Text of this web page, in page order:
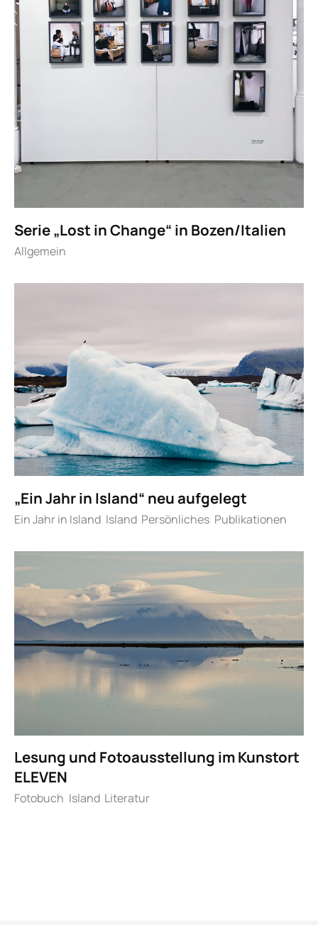
Serie „Lost in Change“ in Bozen/Italien
Allgemein
„Ein Jahr in Island“ neu aufgelegt
Ein Jahr in Island Island Persönliches Publikationen
Lesung und Fotoausstellung im Kunstort
ELEVEN
Fotobuch Island Literatur